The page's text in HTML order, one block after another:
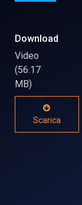
Download
Video
(56.17
MB)
Scarica